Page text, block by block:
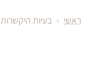
ראשי › בעיות היקשרות